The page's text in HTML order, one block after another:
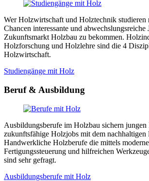
Wer Holzwirtschaft und Holztechnik studieren
Chancen interessante und abwechslungsreiche
Zukunftsmarkt Holzbau zu bekommen.
Holzforschung und Holzlehre sind die 4
Holzwirtschaft.
Studiengänge mit Holz
Beruf & Ausbildung
Ausbildungsberufe im Holzbau sichern jungen
zukunftsfähige Holzjobs mit dem
Handwerkliche Holzberufe die mittels
Fertigungssteuerung und hilfreichen
sind sehr gefragt.
Ausbildungsberufe mit Holz